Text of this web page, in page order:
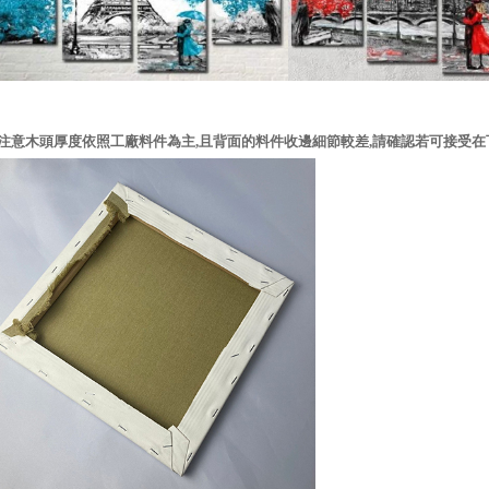
意木頭厚度依照工廠料件為主,且背面的料件收邊細節較差,請確認若可接受在